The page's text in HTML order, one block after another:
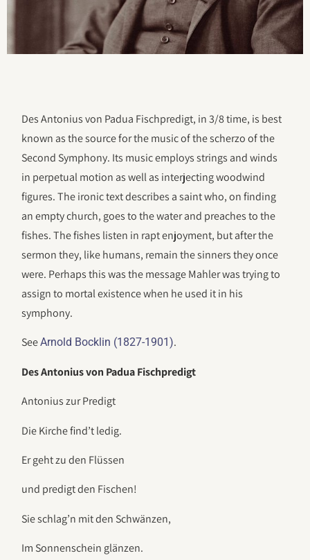
Des Antonius von Padua Fischpredigt, in 3/8 time, is best
known as the source for the music of the scherzo of the
Second Symphony. Its music employs strings and winds
in perpetual motion as well as interjecting woodwind
figures. The ironic text describes a saint who, on finding
an empty church, goes to the water and preaches to the
fishes. The fishes listen in rapt enjoyment, but after the
sermon they, like humans, remain the sinners they once
were. Perhaps this was the message Mahler was trying to
assign to mortal existence when he used it in his
symphony.
SeeArnold Bocklin (1827-1901).
Des Antonius von Padua Fischpredigt
Antonius zur Predigt
Die Kirche find’t ledig.
Er geht zu den Flüssen
und predigt den Fischen!
Sie schlag’n mit den Schwänzen,
Im Sonnenschein glänzen.